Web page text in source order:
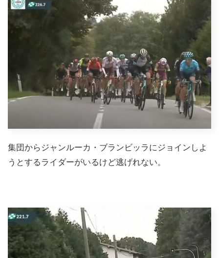
集団からジャンルーカ・ブランビッラにジョインしよ
うとするライダーがいるけど逃げれない。